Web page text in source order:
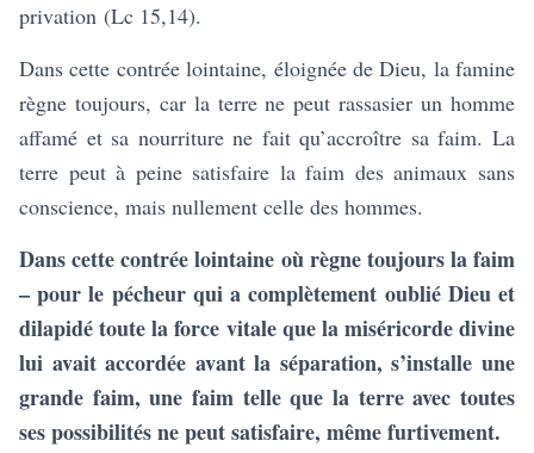
privation (Lc 15,14).
Dans cette contrée lointaine, éloignée de Dieu, la famine
règne toujours, car la terre ne peut rassasier un homme
affamé et sa nourriture ne fait qu’accroître sa faim. La
terre peut à peine satisfaire la faim des animaux sans
conscience, mais nullement celle des hommes.
Dans cette contrée lointaine où règne toujours la faim
– pour le pécheur qui a complètement oublié Dieu et
dilapidé toute la force vitale que la miséricorde divine
lui avait accordée avant la séparation, s’installe une
grande faim, une faim telle que la terre avec toutes
ses possibilités ne peut satisfaire, même furtivement.